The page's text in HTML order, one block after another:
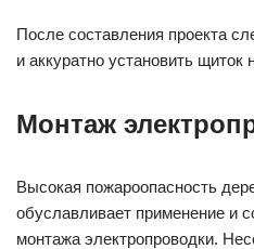
После составления проекта
и аккуратно установить щиток
Монтаж
Высокая пожароопасность
обуславливает применение и
монтажа электропроводки.